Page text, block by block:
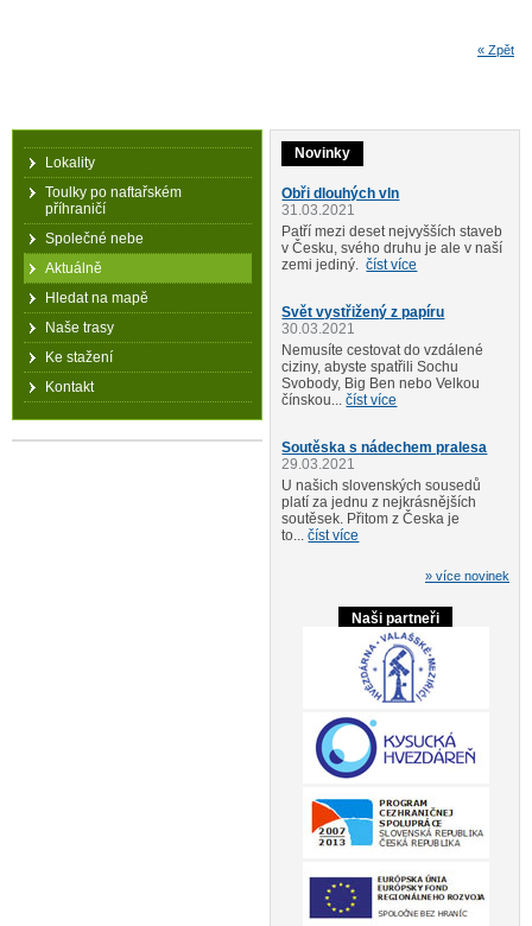
« Zpět
Novinky
Obři dlouhých vln
31.03.2021
Patří mezi deset nejvyšších staveb
v Česku, svého druhu je ale v naší
zemi jediný.číst více
Svět vystřižený z papíru
30.03.2021
Nemusíte cestovat do vzdálené
ciziny, abyste spatřili Sochu
Svobody, Big Ben nebo Velkou
čínskou...číst více
Soutěska s nádechem pralesa
29.03.2021
U našich slovenských sousedů
platí za jednu z nejkrásnějších
soutěsek. Přitom z Česka je
to...číst více
» více novinek
Naši partneři
Lokality
Toulky po naftařském
příhraničí
Společné nebe
Aktuálně
Hledat na mapě
Naše trasy
Ke stažení
Kontakt